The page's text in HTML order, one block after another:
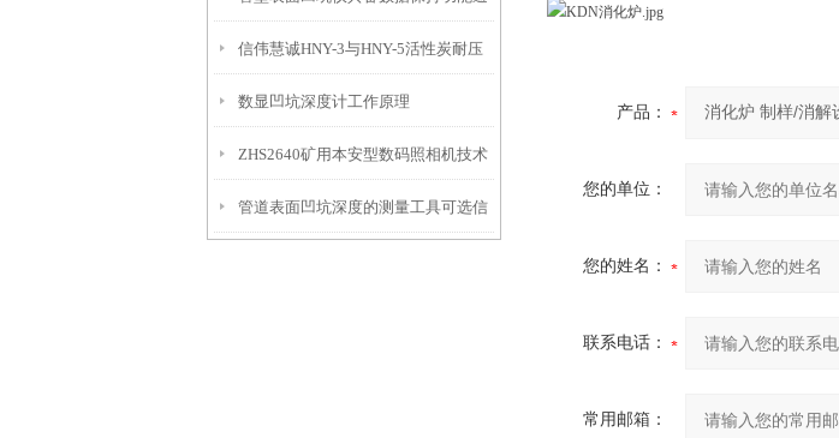
免测试过程中测针移动导致数据变动
信伟慧诚HNY-3与HNY-5活性炭耐压
强度测定仪技术参数！
数显凹坑深度计工作原理
ZHS2640矿用本安型数码照相机技术
参数！
管道表面凹坑深度的测量工具可选信
产品：
您的单位：
您的姓名：
联系电话：
常用邮箱：